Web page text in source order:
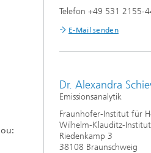
Telefon +49 531 2155-
E-Mail senden
Dr. Alexandra
Emissionsanalytik
Fraunhofer-Institut für
Wilhelm-Klauditz-
Riedenkamp 3
38108 Braunschweig